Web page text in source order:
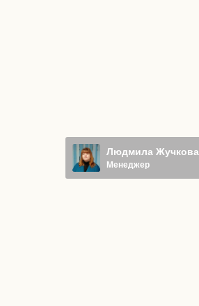
Людмила Жучкова
Менеджер